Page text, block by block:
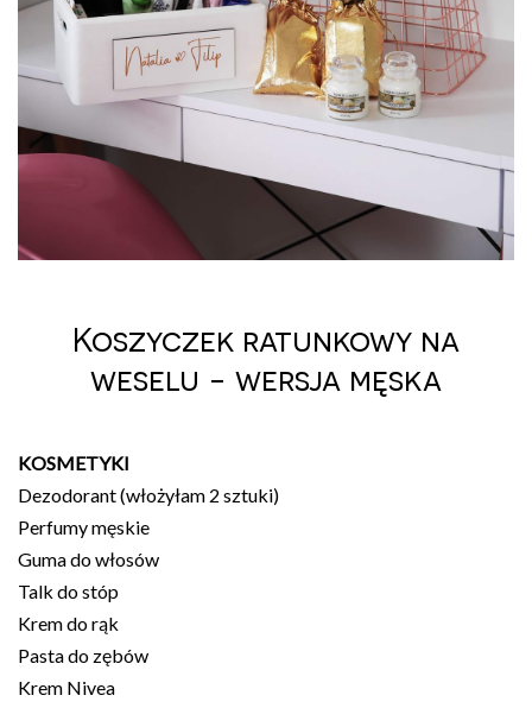
Koszyczek ratunkowy na
weselu - wersja męska
KOSMETYKI
Dezodorant (włożyłam 2 sztuki)
Perfumy męskie
Guma do włosów
Talk do stóp
Krem do rąk
Pasta do zębów
Krem Nivea